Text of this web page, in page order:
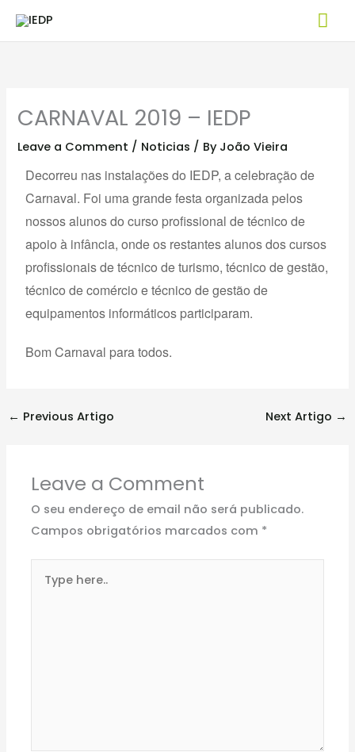
CARNAVAL 2019 – IEDP
Leave a Comment / Noticias / By João Vieira
Decorreu nas instalações do IEDP, a celebração de
Carnaval. Foi uma grande festa organizada pelos
nossos alunos do curso profissional de técnico de
apoio à infância, onde os restantes alunos dos cursos
profissionais de técnico de turismo, técnico de gestão,
técnico de comércio e técnico de gestão de
equipamentos informáticos participaram.
Bom Carnaval para todos.
← Previous Artigo Next Artigo →
Leave a Comment
O seu endereço de email não será publicado.
Campos obrigatórios marcados com *
here..